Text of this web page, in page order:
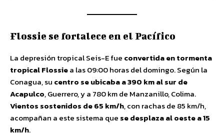
Flossie se fortalece en el Pacífico
La depresión tropical Seis-E fue convertida en tormenta
tropical Flossiea las 09:00 horas del domingo. Según la
Conagua, su centro se ubicaba a 390 km al sur de
Acapulco, Guerrero, y a 780 km de Manzanillo, Colima.
Vientos sostenidos de 65 km/h, con rachas de 85 km/h,
acompañan a este sistema que se desplaza al oeste a 15
km/h.